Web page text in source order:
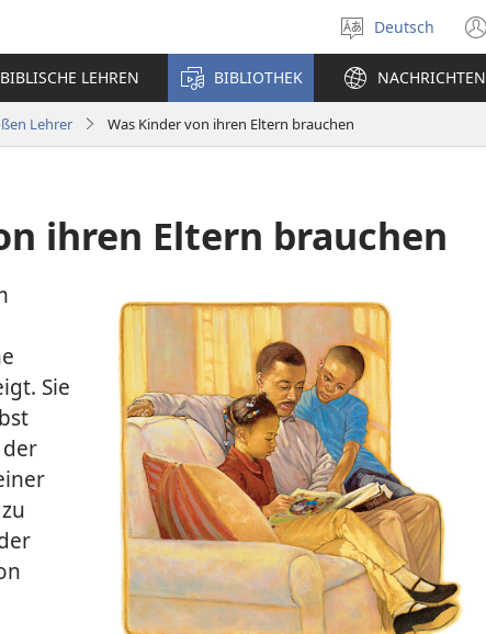
Sprache
auswählen
Deutsch
BIBLISCHE LEHREN BIBLIOTHEK NACHRICHTEN
Lehrer Was Kinder von ihren Eltern brauchen
ihren Eltern brauchen
Sie
der